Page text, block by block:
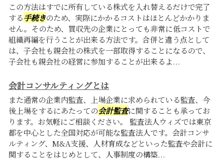
この方法はすでに所有している株式を入れ替えるだけで完了
する手続きのため、実際にかかるコストはほとんどかかりま
せん。そのため、買収先の企業にとっても非常に低コストで
組織再編を行うことが出来る方法です。合併と違う点として
は、子会社も親会社の株式を一部取得することになるので、
子会社も親会社の経営に参加することが出来るよ...
会計コンサルティングとは
また通常の企業内監査、上場企業に求められている監査、今
後上場をするにあたっての会計監査に関することも承ってお
ります。お気軽にご相談ください。 監査法人ウィズでは東京
都を中心とした全国対応が可能な監査法人です。会計コンサ
ルティング、M&A支援、人材育成などといった監査や会計に
関することをはじめとして、人事制度の構築...